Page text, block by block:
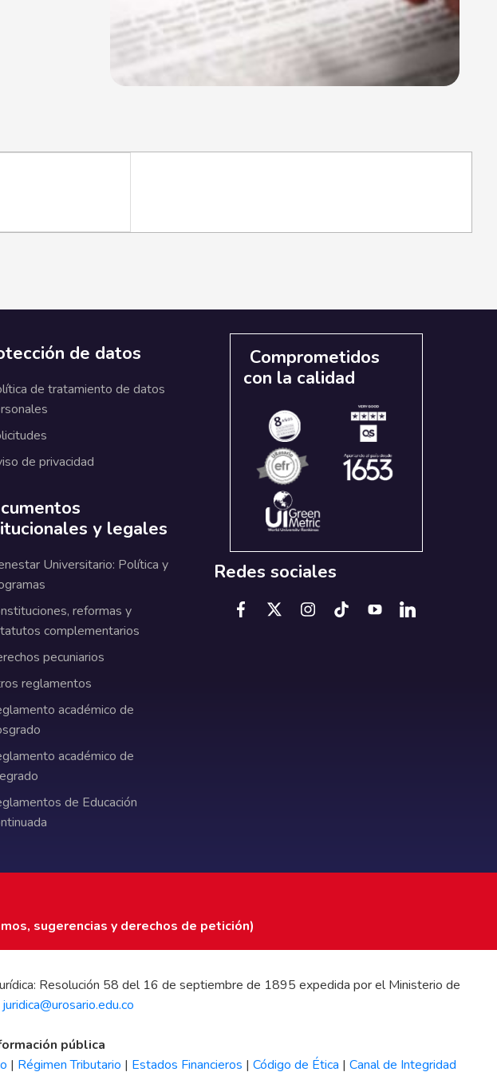
de datos
de tratamiento de datos
de privacidad
y legales
Universitario: Política y
reformas y
complementarios
pecuniarios
reglamentos
académico de
académico de
de Educación
Comprometidos
con la calidad
Redes sociales
sugerencias y derechos de petición)
Resolución 58 del 16 de septiembre de 1895 expedida por el Ministerio de
juridica@urosario.edu.co
pública
| Régimen Tributario | Estados Financieros | Código de Ética | Canal de Integridad